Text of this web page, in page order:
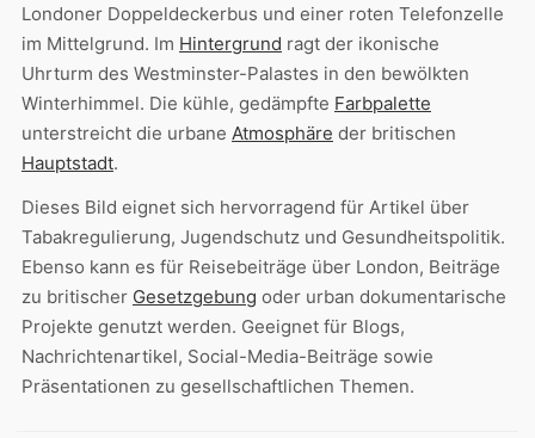
Londoner Doppeldeckerbus und einer roten Telefonzelle
im Mittelgrund. Im Hintergrund ragt der ikonische
Uhrturm des Westminster-Palastes in den bewölkten
Winterhimmel. Die kühle, gedämpfte Farbpalette
unterstreicht die urbane Atmosphäre der britischen
Hauptstadt.
Dieses Bild eignet sich hervorragend für Artikel über
Tabakregulierung, Jugendschutz und Gesundheitspolitik.
Ebenso kann es für Reisebeiträge über London, Beiträge
zu britischer Gesetzgebung oder urban dokumentarische
Projekte genutzt werden. Geeignet für Blogs,
Nachrichtenartikel, Social-Media-Beiträge sowie
Präsentationen zu gesellschaftlichen Themen.